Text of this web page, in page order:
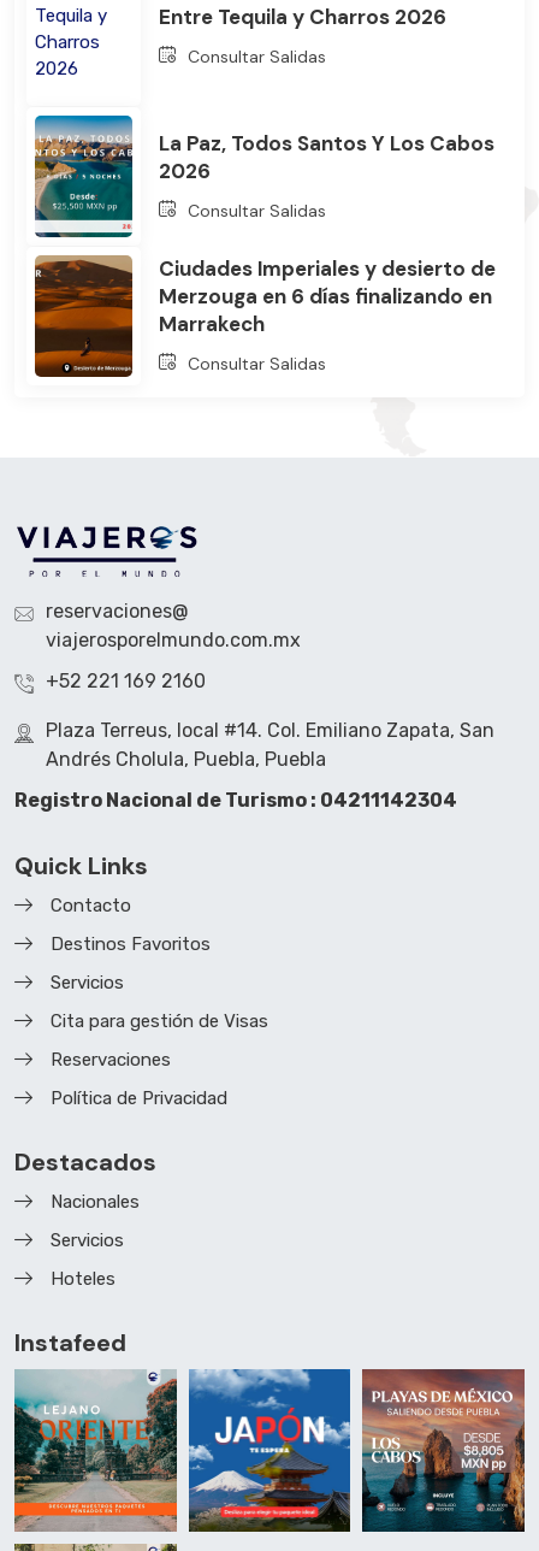
Entre Tequila y Charros 2026
Consultar Salidas
La Paz, Todos Santos Y Los Cabos
2026
Consultar Salidas
Ciudades Imperiales y desierto de
Merzouga en 6 días finalizando en
Marrakech
Consultar Salidas
reservaciones@
viajerosporelmundo.com.mx
+52 221 169 2160
Plaza Terreus, local #14. Col. Emiliano Zapata, San
Andrés Cholula, Puebla, Puebla
Registro Nacional de Turismo : 04211142304
Quick Links
Contacto
Destinos Favoritos
Servicios
Cita para gestión de Visas
Reservaciones
Política de Privacidad
Destacados
Nacionales
Servicios
Hoteles
Instafeed